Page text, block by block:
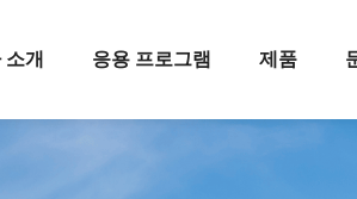
소개 응용 프로그램 제품